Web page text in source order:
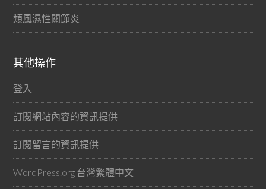
類風濕性關節炎
其他操作
登入
訂閱網站內容的資訊提供
訂閱留言的資訊提供
WordPress.org 台灣繁體中文